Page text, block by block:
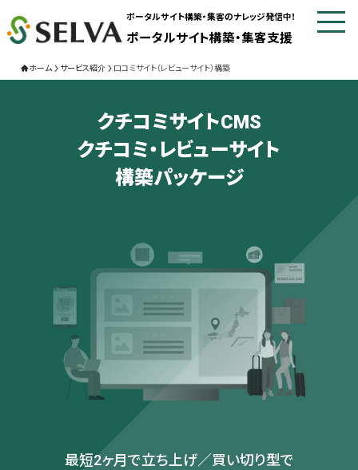
ポータルサイト構築・集客のナレッジ発信中！
ポータルサイト構築・集客支援
ホーム サービス紹介 口コミサイト（レビューサイト）構築
クチコミサイトCMS
クチコミ・レビューサイト
構築パッケージ
最短2ヶ月で立ち上げ／買い切り型で